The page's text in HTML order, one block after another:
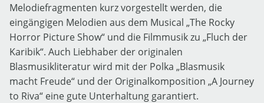
Melodiefragmenten kurz vorgestellt werden, die
eingängigen Melodien aus dem Musical „The Rocky
Horror Picture Show“ und die Filmmusik zu „Fluch der
Karibik“. Auch Liebhaber der originalen
Blasmusikliteratur wird mit der Polka „Blasmusik
macht Freude“ und der Originalkomposition „A Journey
to Riva“ eine gute Unterhaltung garantiert.